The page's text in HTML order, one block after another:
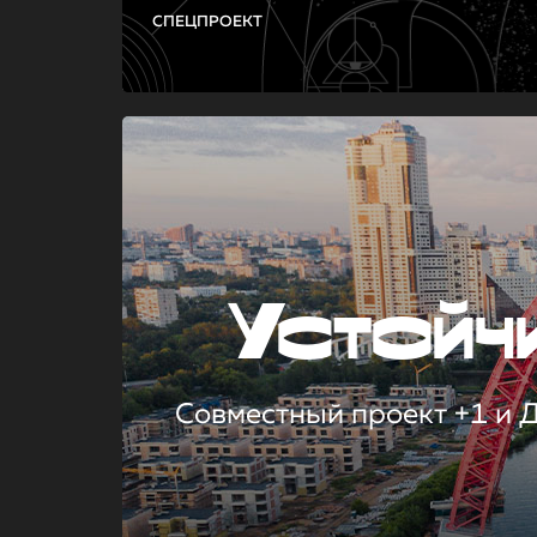
СПЕЦПРОЕКТ
Совместный проект +1 и